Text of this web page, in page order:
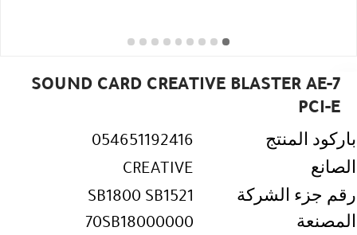
SOUND CARD CREATIVE BLASTER AE-7
PCI-E
باركود المنتج
054651192416
الصانع
CREATIVE
رقم جزء الشركة
المصنعة
SB1800 SB1521
70SB18000000